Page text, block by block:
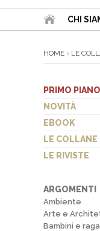
CHI
HOME LE
PRIMO PIANO
NOVITÀ
EBOOK
LE COLLANE
LE RIVISTE
ARGOMENTI
Ambiente
Arte e
Bambini e